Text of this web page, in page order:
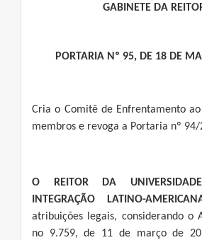
GABINETE DA
PORTARIA Nº 95, DE 18 DE
Cria o Comitê de Enfrentamento
membros e revoga a Portaria nº 94/
O REITOR DA
INTEGRAÇÃO LATINO-
atribuições legais, considerando o
no 9.759, de 11 de março de